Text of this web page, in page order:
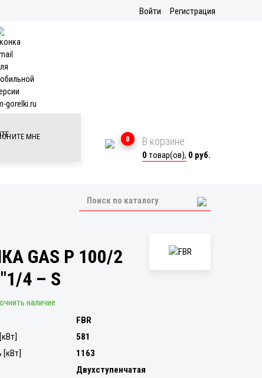
Войти Регистрация
gorelki.ru
МНЕ 0 В корзине
0 товар(ов), 0 руб.
GAS P 100/2
4 – S
наличие
FBR
581
[кВт]
1163
Двухступенчатая